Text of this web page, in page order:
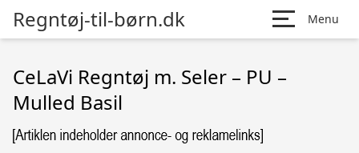
Regntøj-til-børn.dk Menu
CeLaVi Regntøj m. Seler – PU –
Mulled Basil